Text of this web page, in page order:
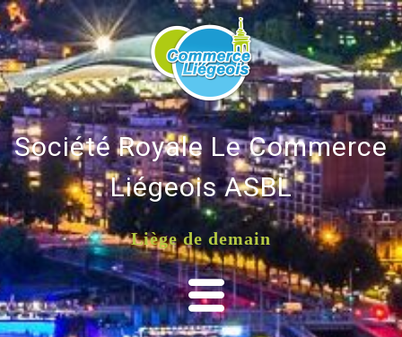
Société Royale Le Commerce
Liégeois ASBL
Liège de demain